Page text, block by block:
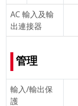
AC 輸入及輸
出連接器
管理
輸入/輸出保
護